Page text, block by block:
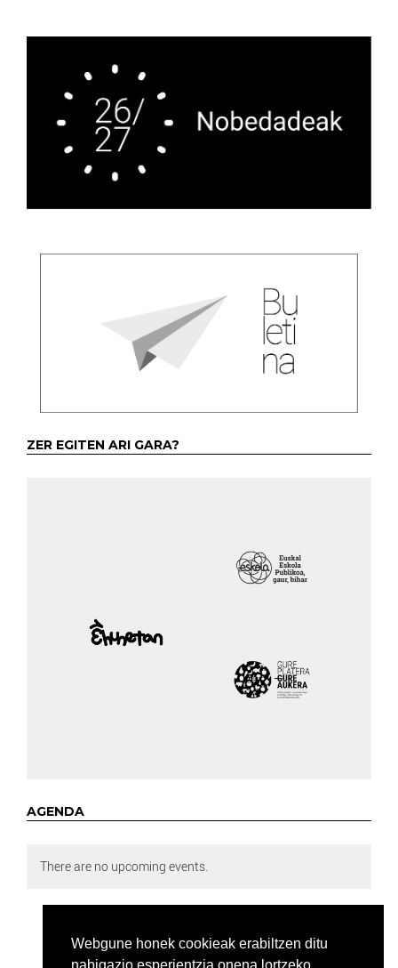
Webgune honek cookieak erabiltzen ditu
ZER EGITEN ARI GARA?
AGENDA
There are no upcoming events.